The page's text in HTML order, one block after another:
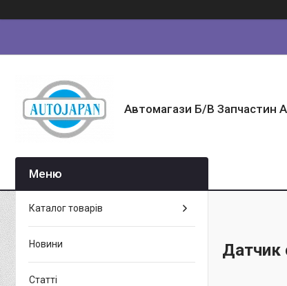
Автомагази Б/В Запчастин
Датчик
Каталог товарів
Новини
Статті